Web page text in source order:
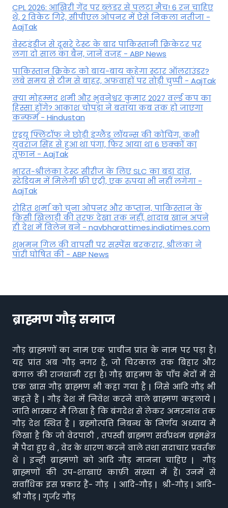
CPL 2026: आखिरी गेंद पर ब्लंडर से पलटा मैच! 6 रन चाहिए
थे, 2 विकेट गिरे, सीपीएल ओपनर में ऐसे न‍िकला नतीजा -
AajTak
वेस्टइंडीज से दूसरे टेस्ट के बाद पाकिस्तानी क्रिकेटर पर
लगा दो साल का बैन, जानें वजह - ABP News
पाकिस्तान क्रिकेट को बाय-बाय कहेगा स्टार ऑलराउंडर?
लंबे समय से टीम से बाहर, अफवाहों पर तोड़ी चुप्पी - AajTak
क्या मोहम्मद शमी और भुवनेश्वर कुमार 2027 वर्ल्ड कप का
हिस्सा होंगे? आकाश चोपड़ा ने बताया कब तक हो जाएगा
कन्फर्म - Hindustan
एंड्रयू फ्लिंटॉफ ने छोड़ी इंग्लैंड लॉयन्स की कोच‍िंग, कभी
युवराज सिंह से हुआ था पंगा, फ‍िर आया था 6 छक्कों का
तूफान - AajTak
भारत-श्रीलंका टेस्ट सीरीज के लिए SLC का बड़ा दांव,
स्टेडियम में मिलेगी फ्री एंट्री, एक रुपया भी नहीं लगेगा -
AajTak
रोहित शर्मा को चुना ओपनर और कप्तान, पाकिस्तान के
किसी खिलाड़ी की तरफ देखा तक नहीं, शादाब खान अपने
ही देश में विलेन बने - navbharattimes.indiatimes.com
शुभमन गिल की वापसी पर सस्पेंस बरकरार, श्रीलंका ने
पारी घोषित की - ABP News
ब्राह्मण गौड़ समाज
गौड़ ब्राह्मणों का नाम एक प्राचीन प्रांत के नाम पर पड़ा है।
यह प्रांत अब गौड़ नगर है, जो चिरकाल तक बिहार और
बंगाल की राजधानी रहा है। गौड़ ब्राहमण के पाँच भेदों में से
एक खास गौड़ ब्राह्मण भी कहा गया है | जिसे आदि गौड़ भी
कहते हैं | गौड़ देश में निवेश करने वाले ब्राह्मण कहलाये |
जाति भास्कर मैं लिखा है कि बंगदेश से लेकर अमरनाथ तक
गौड़ देश स्थित है | ब्रह्मोत्पत्ति निबन्ध के निर्णय अध्याय मैं
लिखा है कि जो वेदपाठी , तपस्वी ब्राह्मण सर्वप्रथम ब्रह्मक्षेत्र
मैं पैदा हुए थे , वेद के धारण करने वाले तथा सदाचार प्रवर्तक
थे | इन्ही ब्राह्मणो को आदि गौड़ मानना चाहिए | गौड़
ब्राह्मणों की उप-शाखाएं काफ़ी संख्या में हैं। उनमें से
सर्वाधिक इस प्रकार हैं- गौड़ | आदि-गौड़ | श्री-गौड़ | आदि-
श्री गौड़ | गुर्जर गौड़